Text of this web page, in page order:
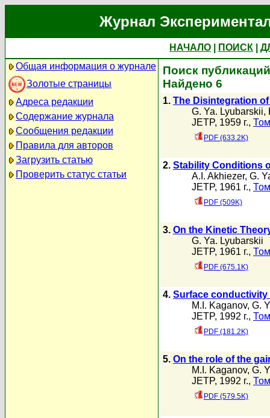
Журнал
НАЧАЛО ПОИСК
Общая информация о журнале
Золотые страницы
Адреса редакции
Содержание журнала
Сообщения редакции
Правила для авторов
Загрузить статью
Проверить статус статьи
Поиск
Найдено 6
1. The Disintegration
G. Ya. Lyubarskii,
JETP, 1959 г.,
PDF (633.2K)
2. Stability Conditions
A.I. Akhiezer, G.
JETP, 1961 г.,
PDF (509K)
3. On the Kinetic
G. Ya. Lyubarskii
JETP, 1961 г.,
PDF (675.1K)
4. Surface conductivity
M.I. Kaganov, G.
JETP, 1992 г.,
PDF (181.2K)
5. On the role of the
M.I. Kaganov, G.
JETP, 1992 г.,
PDF (579.5K)